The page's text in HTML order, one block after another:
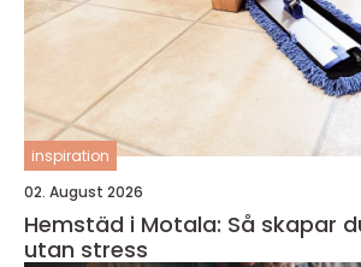
inspiration
02. August 2026
Hemstäd i Motala: Så skapar
utan stress